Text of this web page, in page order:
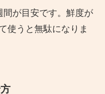
が目安です。鮮度が
使うと無駄になりま